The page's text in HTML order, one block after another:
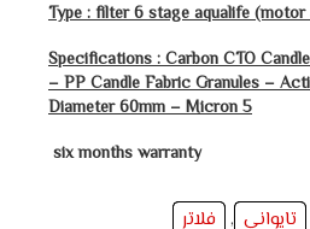
Type : filter 6 stage aqualife (motor
Specifications : Carbon CTO
– PP Candle Fabric Granules –
Diameter 60mm – Micron 5
six months warranty
تايواني , فلاتر